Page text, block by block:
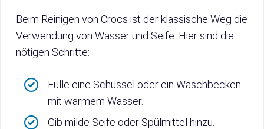
Beim Reinigen von Crocs ist der klassische Weg die
Verwendung von Wasser und Seife. Hier sind die
nötigen Schritte:
Fülle eine Schüssel oder ein Waschbecken
mit warmem Wasser.
Gib milde Seife oder Spülmittel hinzu.